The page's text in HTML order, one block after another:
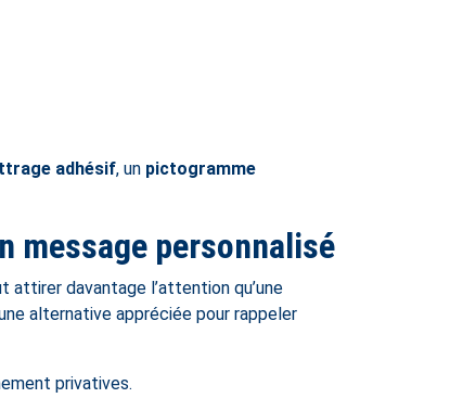
adhésif, un pictogramme
message personnalisé
attirer davantage l’attention qu’une
alternative appréciée pour rappeler
privatives.